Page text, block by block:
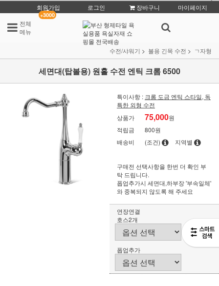
회원가입
+3000
로그인 장바구니
마이페이지
전체
메뉴
수전/샤워기 볼용 긴목 수전 ㄱ자형
세면대(탑볼용) 원홀 수전 엔틱 크롬 6500
특이사항 : 크롬 도금 엔틱 스타일, 독
특한 외형 수전
상품가
75,000원
적립금
800원
배송비
(조건) 지역별
구매전 선택사항을 한번 더 확인 부
탁 드립니다.
폽업추가시 세면대,하부장 '부속일체'
와 중복되지 않도록 해 주세요
연장연결
호스2개
폽업추가